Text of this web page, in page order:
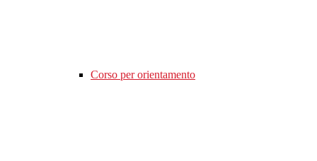
Corso per orientamento